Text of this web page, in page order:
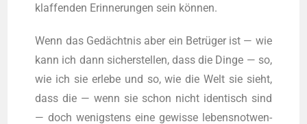
klaf­fen­den Erin­ne­run­gen sein können.
Wenn das Gedächtnis aber ein Betrüger ist — wie
kann ich dann sicher­stel­len, dass die Din­ge — so,
wie ich sie erle­be und so, wie die Welt sie sieht,
dass die — wenn sie schon nicht iden­tisch sind
— doch wenigs­tens eine gewis­se lebens­not­wen­